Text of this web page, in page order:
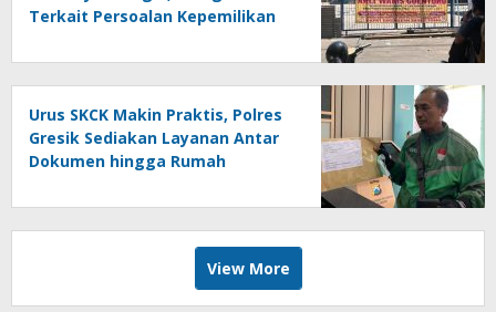
Terkait Persoalan Kepemilikan
Urus SKCK Makin Praktis, Polres
Gresik Sediakan Layanan Antar
Dokumen hingga Rumah
View More